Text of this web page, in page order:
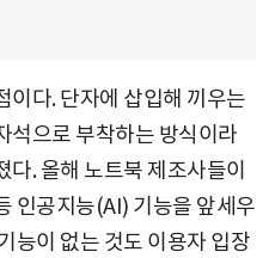
이다. 단자에 삽입해 끼우는
석으로 부착하는 방식이라
. 올해 노트북 제조사들이
인공지능(AI) 기능을 앞세우
능이 없는 것도 이용자 입장